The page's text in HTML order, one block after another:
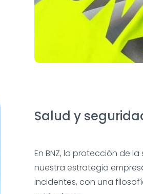
Salud y
En BNZ, la protección de
nuestra estrategia
incidentes, con una